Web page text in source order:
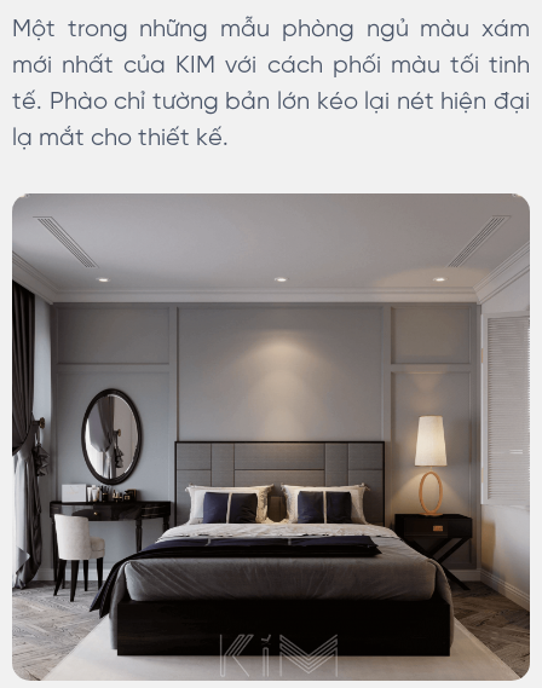
Một trong những mẫu phòng ngủ màu xám
mới nhất của KIM với cách phối màu tối tinh
tế. Phào chỉ tường bản lớn kéo lại nét hiện đại
lạ mắt cho thiết kế.